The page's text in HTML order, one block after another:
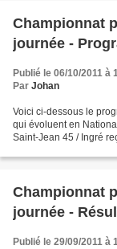
Championnat
journée -
Publié le 06/10/2011 à
Par Johan
Voici ci-dessous le
qui évoluent en
Saint-Jean 45 / Ingré
Championnat
journée -
Publié le 29/09/2011 à